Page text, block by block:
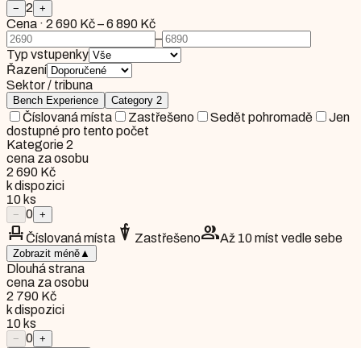
− 2 +
Cena · 2 690 Kč–6 890 Kč
–
Typ vstupenky
Řazení
Sektor / tribuna
Bench Experience Category 2
Číslovaná místa Zastřešeno Sedět pohromadě
Jen
dostupné pro tento počet
Kategorie 2
cena za osobu
2 690 Kč
k dispozici
10 ks
− 0 +
event_seatČíslovaná místa umbrella ZastřešenogroupAž 10 míst vedle sebe
Zobrazit méně ▲
Dlouhá strana
cena za osobu
2 790 Kč
k dispozici
10 ks
− 0 +